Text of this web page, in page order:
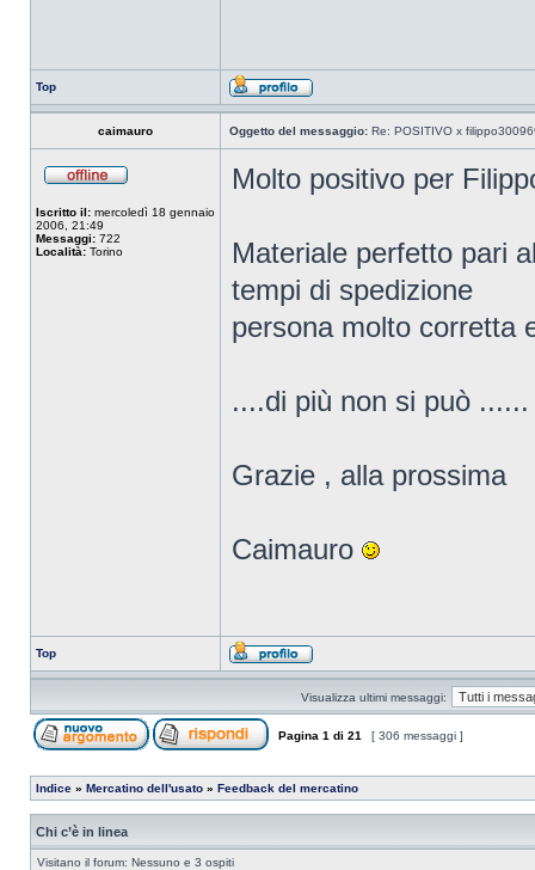
Top
caimauro Oggetto del messaggio: Re: POSITIVO x
Iscritto il: mercoledì 18 gennaio
2006, 21:49
Messaggi: 722
Località: Torino
Molto positivo per
Materiale perfetto pari
tempi di spedizione
persona molto corretta
....di più non si può
Grazie , alla prossima
Caimauro
Top
Visualizza ultimi messaggi:
Pagina 1 di 21 [ 306 messaggi ]
Indice » Mercatino dell'usato » Feedback del mercatino
Chi c’è in linea
Visitano il forum: Nessuno e 3 ospiti